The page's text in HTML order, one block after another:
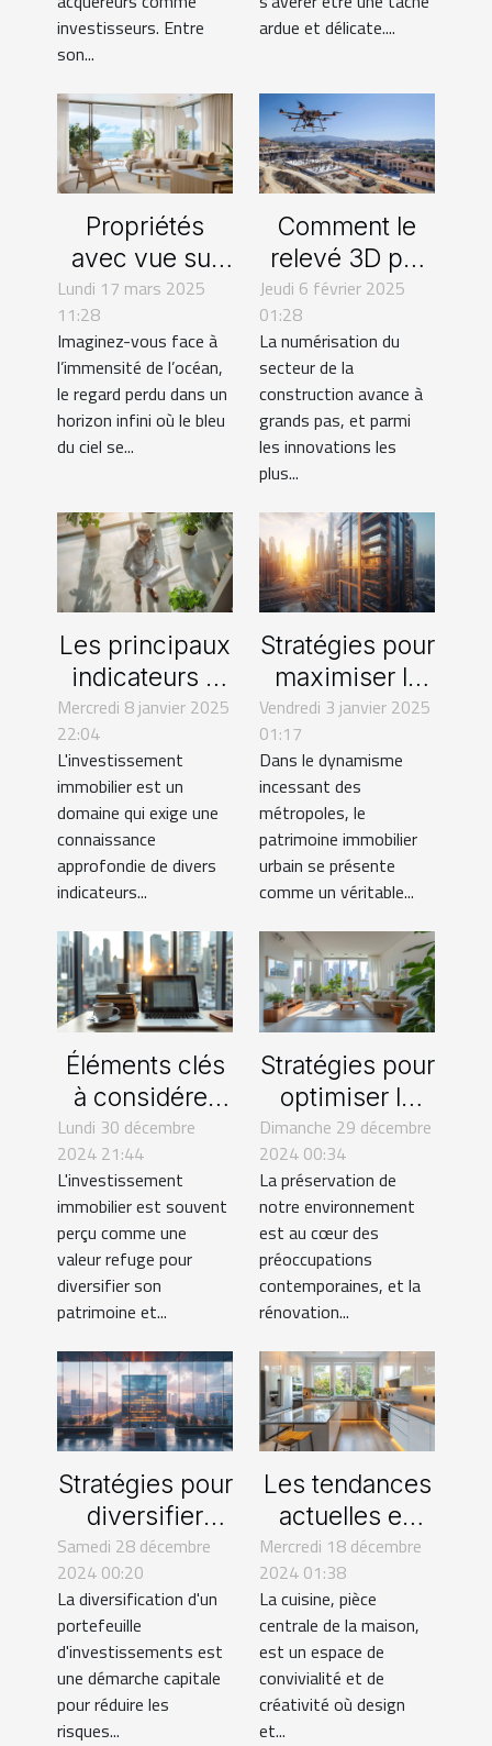
marché !
investisseurs. Entre
son...
ardue et délicate....
Propriétés
avec vue sur
mer à Sint
Maarten : une
invitation à la
sérénité
Lundi 17 mars 2025
11:28
Imaginez-vous face à
l’immensité de l’océan,
le regard perdu dans un
horizon infini où le bleu
du ciel se...
Comment le
relevé 3D par
drone
révolutionne le
secteur de la
construction
Jeudi 6 février 2025
01:28
La numérisation du
secteur de la
construction avance à
grands pas, et parmi
les innovations les
plus...
Les principaux
indicateurs à
connaître avant
d'acheter un
bien
immobilier
Mercredi 8 janvier 2025
22:04
L'investissement
immobilier est un
domaine qui exige une
connaissance
approfondie de divers
indicateurs...
Stratégies pour
maximiser la
valeur de biens
immobiliers en
zones
urbaines
Vendredi 3 janvier 2025
01:17
Dans le dynamisme
incessant des
métropoles, le
patrimoine immobilier
urbain se présente
comme un véritable...
Éléments clés
à considérer
avant
d'investir dans
l'immobilier
Lundi 30 décembre
2024 21:44
L'investissement
immobilier est souvent
perçu comme une
valeur refuge pour
diversifier son
patrimoine et...
Stratégies pour
optimiser la
rénovation
éco-
responsable
de votre bien
immobilier
Dimanche 29 décembre
2024 00:34
La préservation de
notre environnement
est au cœur des
préoccupations
contemporaines, et la
rénovation...
Stratégies pour
diversifier
votre
portefeuille
avec
l'immobilier
commercial
Samedi 28 décembre
2024 00:20
La diversification d'un
portefeuille
d'investissements est
une démarche capitale
pour réduire les
risques...
Les tendances
actuelles en
design de
cuisines et leur
impact sur la
rénovation
Mercredi 18 décembre
2024 01:38
La cuisine, pièce
centrale de la maison,
est un espace de
convivialité et de
créativité où design
et...